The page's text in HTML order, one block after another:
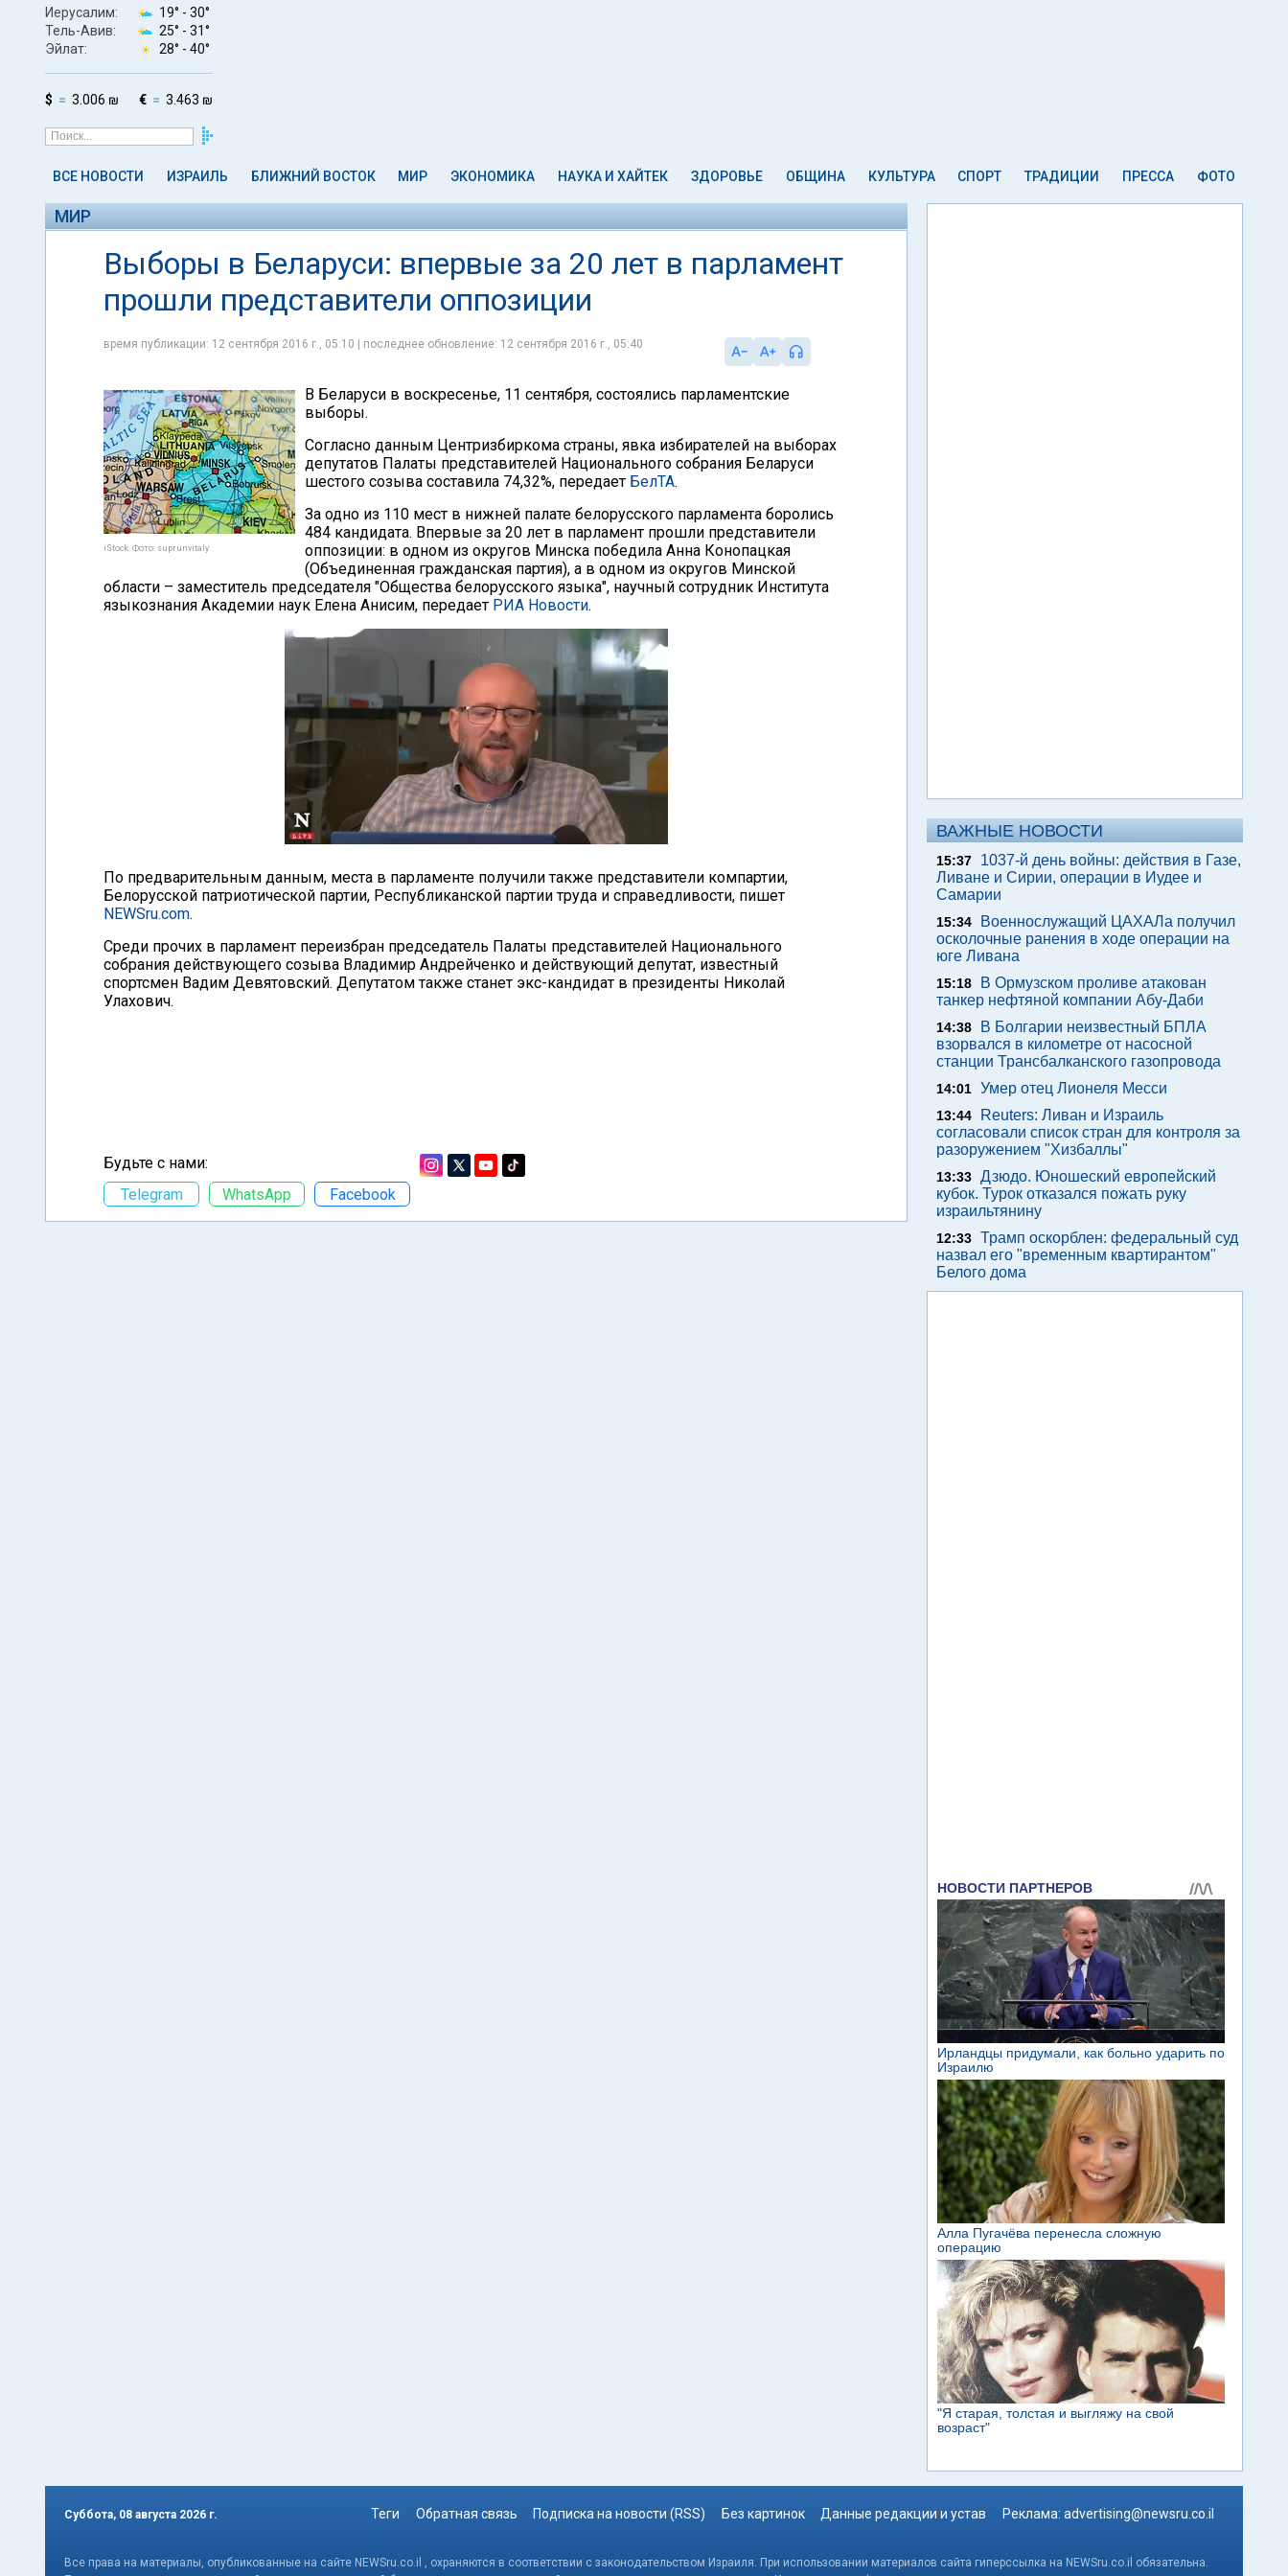
Иерусалим: 19° - 30°
Тель-Авив:
25° - 31°
Эйлат:
28° - 40°
$ 3.006 ₪ € 3.463 ₪
ВСЕ НОВОСТИ ИЗРАИЛЬ БЛИЖНИЙ ВОСТОК МИР ЭКОНОМИКА НАУКА И ХАЙТЕК ЗДОРОВЬЕ ОБЩИНА КУЛЬТУРА СПОРТ ТРАДИЦИИ ПРЕССА ФОТО
МИР
Выборы в Беларуси: впервые за 20 лет в парламент
прошли представители оппозиции
время публикации: 12 сентября 2016 г., 05:10 | последнее обновление: 12 сентября 2016 г., 05:40
iStock. Фото: suprunvitaly
В Беларуси в воскресенье, 11 сентября, состоялись парламентские
выборы.
Согласно данным Центризбиркома страны, явка избирателей на выборах
депутатов Палаты представителей Национального собрания Беларуси
шестого созыва составила 74,32%, передает БелТА.
За одно из 110 мест в нижней палате белорусского парламента боролись
484 кандидата. Впервые за 20 лет в парламент прошли представители
оппозиции: в одном из округов Минска победила Анна Конопацкая
(Объединенная гражданская партия), а в одном из округов Минской
области – заместитель председателя "Общества белорусского языка", научный сотрудник Института
языкознания Академии наук Елена Анисим, передает РИА Новости.
По предварительным данным, места в парламенте получили также представители компартии,
Белорусской патриотической партии, Республиканской партии труда и справедливости, пишет
NEWSru.com.
Среди прочих в парламент переизбран председатель Палаты представителей Национального
собрания действующего созыва Владимир Андрейченко и действующий депутат, известный
спортсмен Вадим Девятовский. Депутатом также станет экс-кандидат в президенты Николай
Улахович.
Будьте с нами:
Telegram
WhatsApp Facebook
ВАЖНЫЕ НОВОСТИ
15:37
1037-й день войны: действия в Газе,
Ливане и Сирии, операции в Иудее и
Самарии
15:34
Военнослужащий ЦАХАЛа получил
осколочные ранения в ходе операции на
юге Ливана
15:18
В Ормузском проливе атакован
танкер нефтяной компании Абу-Даби
14:38
В Болгарии неизвестный БПЛА
взорвался в километре от насосной
станции Трансбалканского газопровода
14:01 Умер отец Лионеля Месси
13:44
Reuters: Ливан и Израиль
согласовали список стран для контроля за
разоружением "Хизбаллы"
13:33 Дзюдо. Юношеский европейский
кубок. Турок отказался пожать руку
израильтянину
12:33 Трамп оскорблен: федеральный суд
назвал его "временным квартирантом"
Белого дома
Суббота, 08 августа 2026 г. Теги Обратная связь Подписка на новости (RSS) Без картинок Данные редакции и устав Реклама: advertising@newsru.co.il
Все права на материалы, опубликованные на сайте NEWSru.co.il , охраняются в соответствии с законодательством Израиля. При использовании материалов сайта гиперссылка на NEWSru.co.il обязательна.